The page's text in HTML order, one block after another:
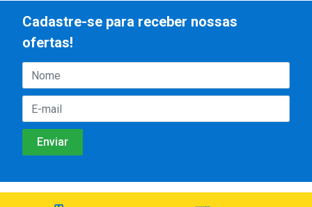
Cadastre-se para receber nossas
ofertas!